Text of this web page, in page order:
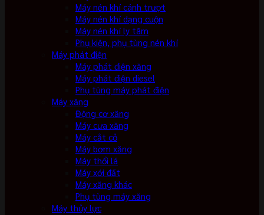
Máy nén khí cánh trượt
Máy nén khí dạng cuộn
Máy nén khí ly tâm
Phụ kiện, phụ tùng nén khí
Máy phát điện
Máy phát điện xăng
Máy phát điện diesel
Phụ tùng máy phát điện
Máy xăng
Động cơ xăng
Máy cưa xăng
Máy cắt cỏ
Máy bơm xăng
Máy thổi lá
Máy xới đất
Máy xăng khác
Phụ tùng máy xăng
Máy thủy lực